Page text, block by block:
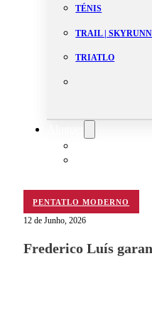
TÉNIS
TRAIL |
TRIATLO
PENTATLO MODERNO
12 de Junho, 2026
Frederico Luís